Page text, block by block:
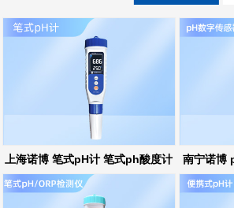
上海诺博 笔式pH计 笔式ph酸度计 南宁诺博